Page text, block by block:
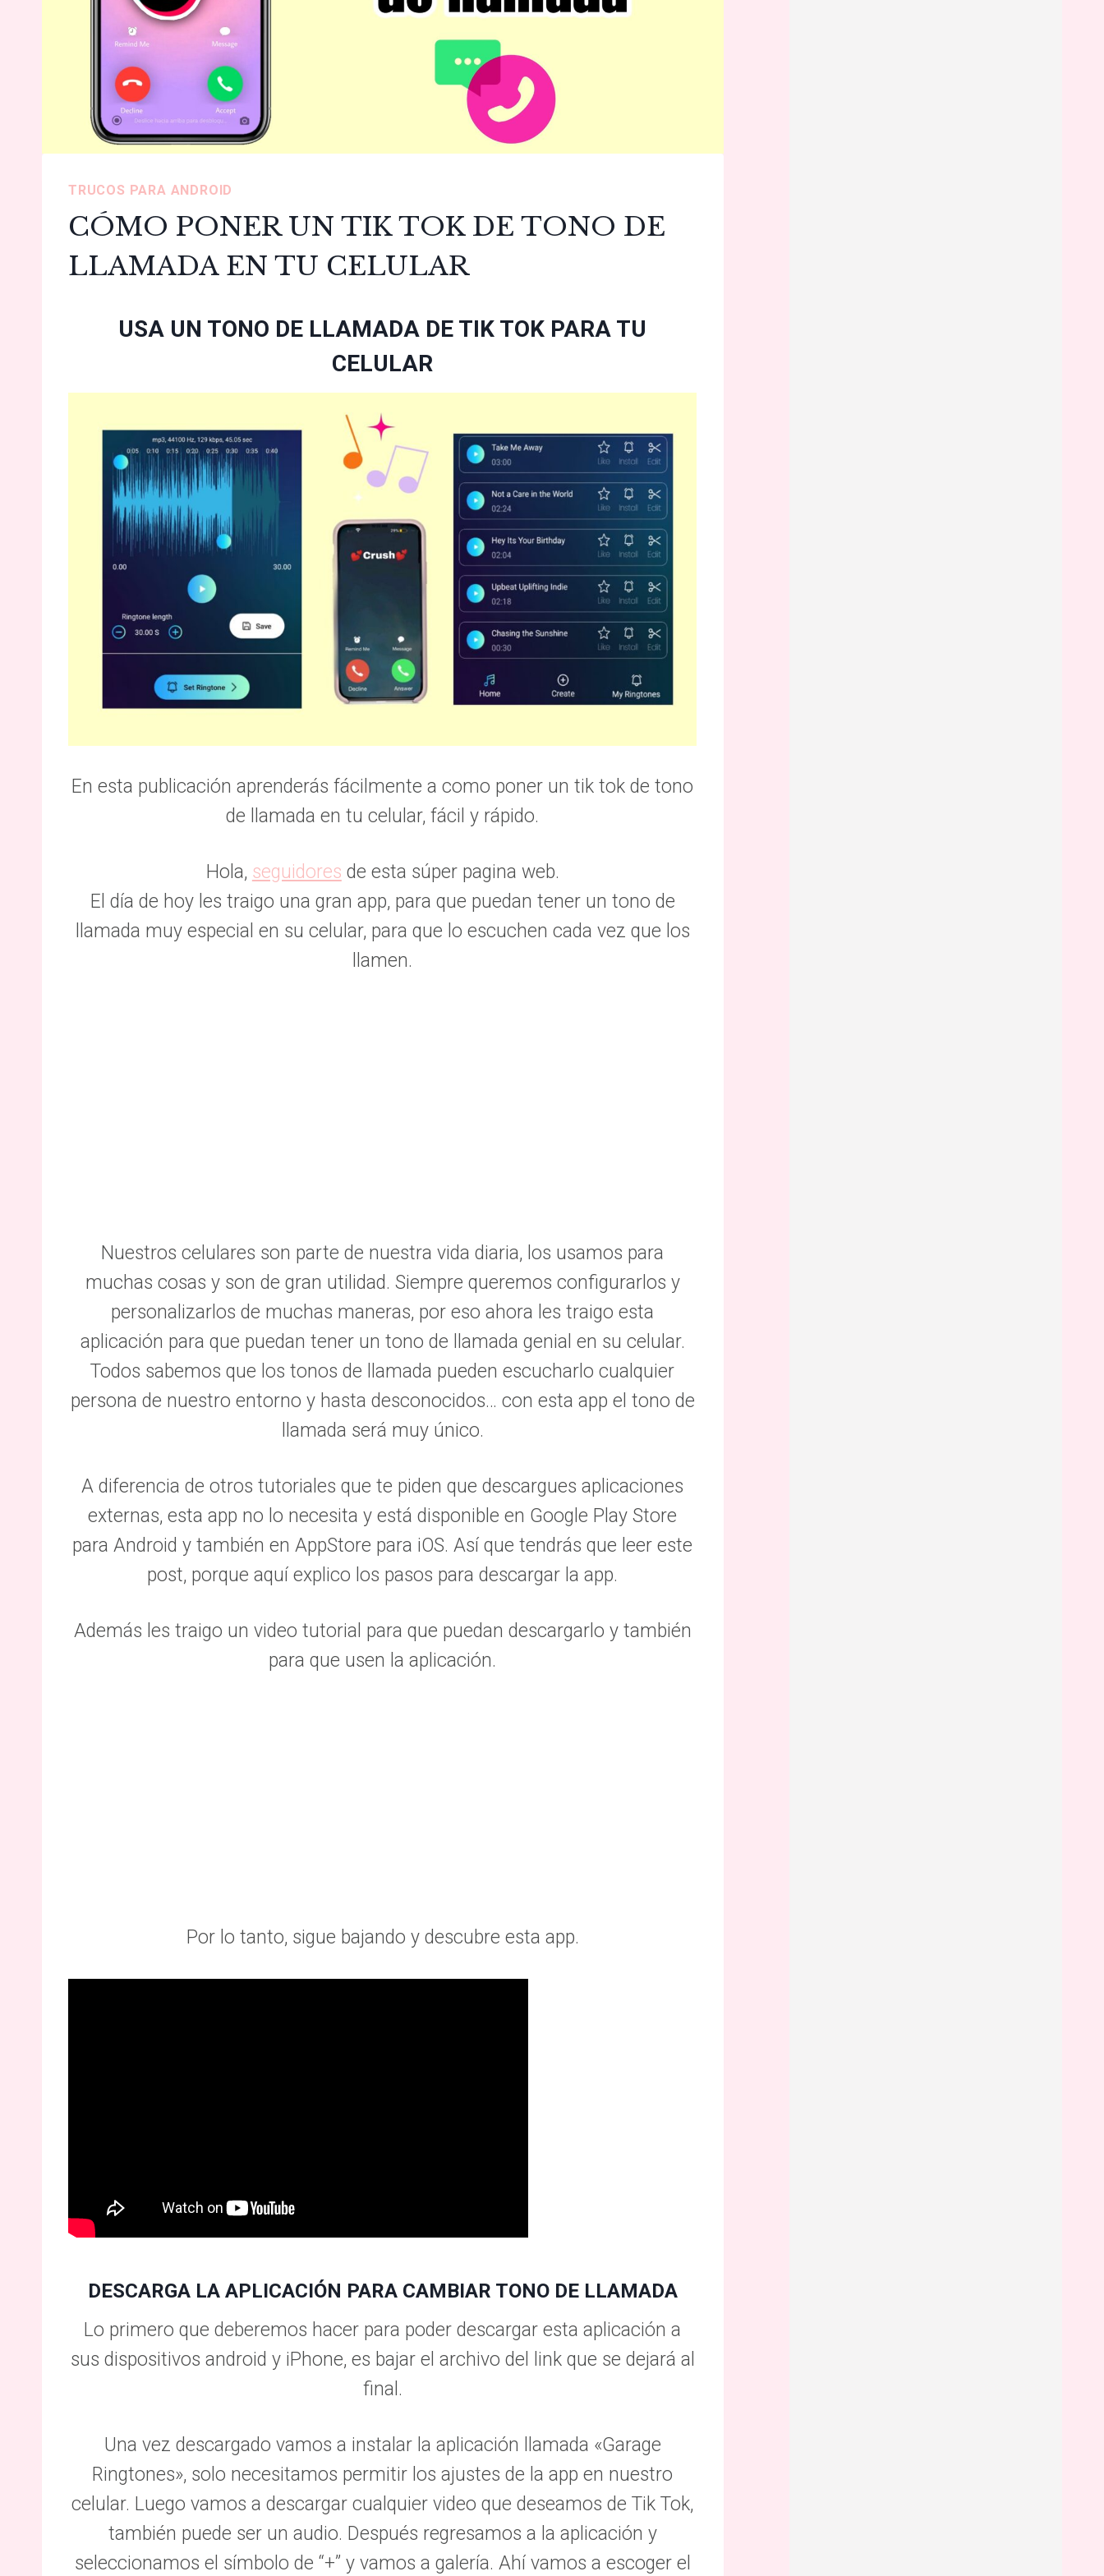
TRUCOS PARA ANDROID
CÓMO PONER UN TIK TOK DE TONO DE
LLAMADA EN TU CELULAR
USA UN TONO DE LLAMADA DE TIK TOK PARA TU
CELULAR
En esta publicación aprenderás fácilmente a como poner un tik tok de tono
de llamada en tu celular, fácil y rápido.
Hola, seguidores de esta súper pagina web.
El día de hoy les traigo una gran app, para que puedan tener un tono de
llamada muy especial en su celular, para que lo escuchen cada vez que los
llamen.
Nuestros celulares son parte de nuestra vida diaria, los usamos para
muchas cosas y son de gran utilidad. Siempre queremos configurarlos y
personalizarlos de muchas maneras, por eso ahora les traigo esta
aplicación para que puedan tener un tono de llamada genial en su celular.
Todos sabemos que los tonos de llamada pueden escucharlo cualquier
persona de nuestro entorno y hasta desconocidos… con esta app el tono de
llamada será muy único.
A diferencia de otros tutoriales que te piden que descargues aplicaciones
externas, esta app no lo necesita y está disponible en Google Play Store
para Android y también en AppStore para iOS. Así que tendrás que leer este
post, porque aquí explico los pasos para descargar la app.
Además les traigo un video tutorial para que puedan descargarlo y también
para que usen la aplicación.
Por lo tanto, sigue bajando y descubre esta app.
DESCARGA LA APLICACIÓN PARA CAMBIAR TONO DE LLAMADA
Lo primero que deberemos hacer para poder descargar esta aplicación a
sus dispositivos android y iPhone, es bajar el archivo del link que se dejará al
final.
Una vez descargado vamos a instalar la aplicación llamada «Garage
Ringtones», solo necesitamos permitir los ajustes de la app en nuestro
celular. Luego vamos a descargar cualquier video que deseamos de Tik Tok,
también puede ser un audio. Después regresamos a la aplicación y
seleccionamos el símbolo de “+” y vamos a galería. Ahí vamos a escoger el